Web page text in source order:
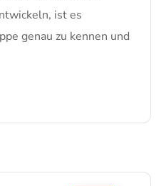
ist es
genau zu kennen und